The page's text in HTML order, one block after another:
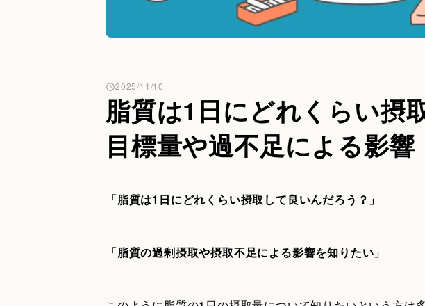
脂質は1日にどれくらい摂
目標量や過不足による影響
2025/11/10
「脂質は1日にどれくらい摂取して良いんだろう？」
「脂質の過剰摂取や摂取不足による影響を知りたい」